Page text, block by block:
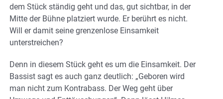
dem Stück ständig geht und das, gut sichtbar, in der
Mitte der Bühne platziert wurde. Er berührt es nicht.
Will er damit seine grenzenlose Einsamkeit
unterstreichen?
Denn in diesem Stück geht es um die Einsamkeit. Der
Bassist sagt es auch ganz deutlich: „Geboren wird
man nicht zum Kontrabass. Der Weg geht über